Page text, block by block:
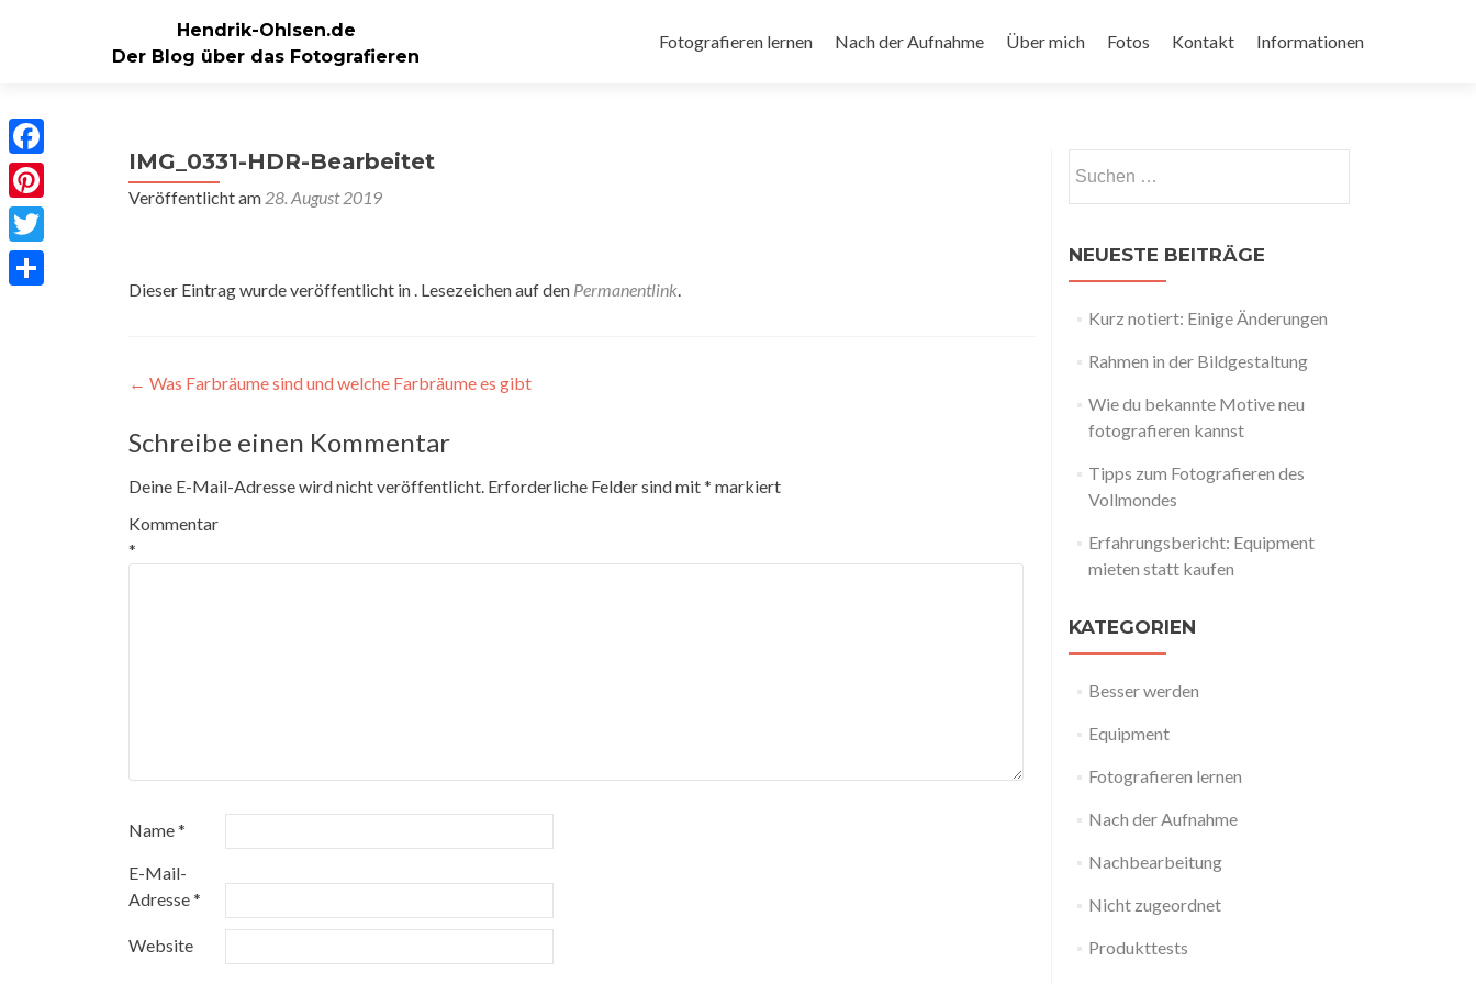
Hendrik-Ohlsen.de
Der Blog über das Fotografieren
Inhalt
Fotografieren lernen Nach der Aufnahme Über mich Fotos Kontakt Informationen
IMG_0331-HDR-Bearbeitet
Veröffentlicht am 28. August 2019
Dieser Eintrag wurde veröffentlicht in . Lesezeichen auf den Permanentlink.
Beitragsnavigation
← Was Farbräume sind und welche Farbräume es gibt
Schreibe einen Kommentar
Deine E-Mail-Adresse wird nicht veröffentlicht. Erforderliche Felder sind mit* markiert
Kommentar
*
Name*
E-Mail-
Adresse*
Website
nach:
NEUESTE BEITRÄGE
Kurz notiert: Einige Änderungen
Rahmen in der Bildgestaltung
Wie du bekannte Motive neu
fotografieren kannst
Tipps zum Fotografieren des
Vollmondes
Erfahrungsbericht: Equipment
mieten statt kaufen
KATEGORIEN
Besser werden
Equipment
Fotografieren lernen
Nach der Aufnahme
Nachbearbeitung
Nicht zugeordnet
Produkttests
Facebook
Pinterest
Twitter